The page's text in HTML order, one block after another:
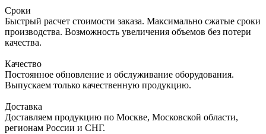
Сроки
Быстрый расчет стоимости заказа. Максимально сжатые сроки
производства. Возможность увеличения объемов без потери
качества.
Качество
Постоянное обновление и обслуживание оборудования.
Выпускаем только качественную продукцию.
Доставка
Доставляем продукцию по Москве, Московской области,
регионам России и СНГ.